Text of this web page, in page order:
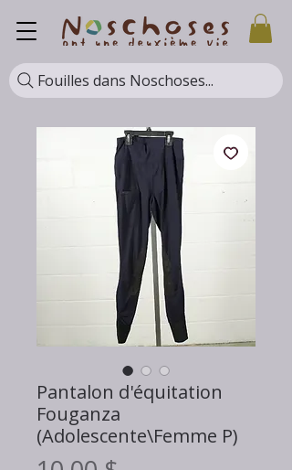
Fouilles dans Noschoses...
Pantalon d'équitation
Fouganza
(Adolescente\Femme P)